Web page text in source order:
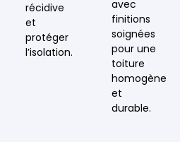
récidive
et
protéger
l’isolation.
avec
finitions
soignées
pour une
toiture
homogène
et
durable.